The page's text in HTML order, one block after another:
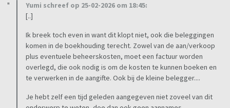
Yumi schreef op 25-02-2026 om 18:45:
[..]
Ik breek toch even in want dit klopt niet, ook die beleggingen
komen in de boekhouding terecht. Zowel van de aan/verkoop
plus eventuele beheerskosten, moet een factuur worden
overlegd, die ook nodig is om de kosten te kunnen boeken en
te verwerken in de aangifte. Ook bij de kleine belegger....
Je hebt zelf een tijd geleden aangegeven niet zoveel van dit